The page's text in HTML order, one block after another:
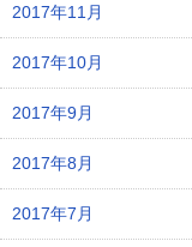
2017年11月
2017年10月
2017年9月
2017年8月
2017年7月